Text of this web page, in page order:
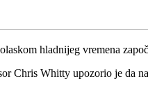
hladnijeg vremena
Chris Whitty upozorio je da